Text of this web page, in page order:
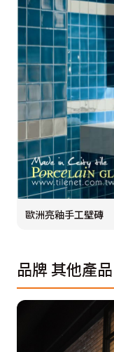
歐洲亮釉手工壁磚
品牌其他產品